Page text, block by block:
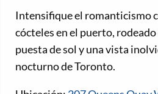
Intensifique el romanticismo
cócteles en el puerto,
puesta de sol y una vista
nocturno de Toronto.